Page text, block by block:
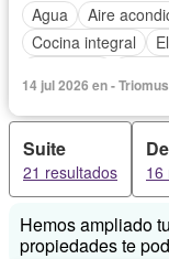
Agua
Aire
Cocina integral
14 jul 2026 en - Triomus
Suite
21 resultados 16
Hemos ampliado
propiedades te